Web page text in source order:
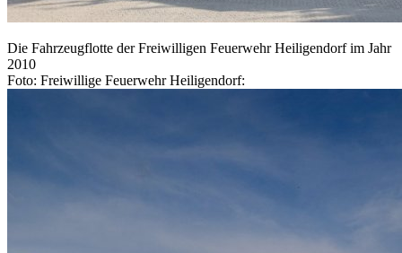
Die Fahrzeugflotte der Freiwilligen Feuerwehr Heiligendorf im Jahr
2010
Foto: Freiwillige Feuerwehr Heiligendorf: